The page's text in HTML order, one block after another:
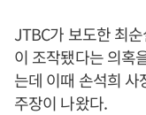
JTBC가 보도한 최
이 조작됐다는 의혹
는데 이때 손석희 사
주장이 나왔다.